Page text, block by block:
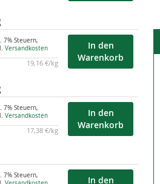
7% Steuern,
Versandkosten
19,16 €/kg
In den
Warenkorb
7% Steuern,
Versandkosten
17,38 €/kg
In den
Warenkorb
7% Steuern,
In den